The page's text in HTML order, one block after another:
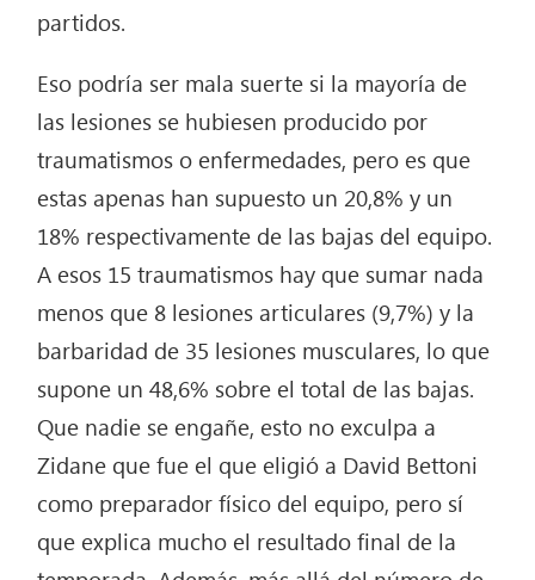
partidos.
Eso podría ser mala suerte si la mayoría de
las lesiones se hubiesen producido por
traumatismos o enfermedades, pero es que
estas apenas han supuesto un 20,8% y un
18% respectivamente de las bajas del equipo.
A esos 15 traumatismos hay que sumar nada
menos que 8 lesiones articulares (9,7%) y la
barbaridad de 35 lesiones musculares, lo que
supone un 48,6% sobre el total de las bajas.
Que nadie se engañe, esto no exculpa a
Zidane que fue el que eligió a David Bettoni
como preparador físico del equipo, pero sí
que explica mucho el resultado final de la